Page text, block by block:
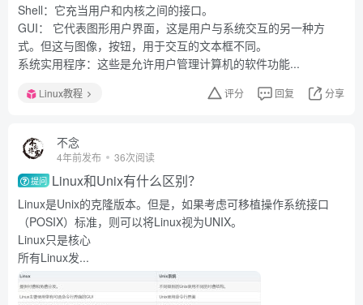
Shell：它充当用户和内核之间的接口。
GUI： 它代表图形用户界面，这是用户与系统交互的另一种方
式。但这与图像，按钮，用于交互的文本框不同。
系统实用程序：这些是允许用户管理计算机的软件功能...
Linux教程 评分 回复 分享
不念
4年前发布 36次阅读
提问 Linux和Unix有什么区别？
Linux是Unix的克隆版本。但是，如果考虑可移植操作系统接口
（POSIX）标准，则可以将Linux视为UNIX。
Linux只是核心
所有Linux发...